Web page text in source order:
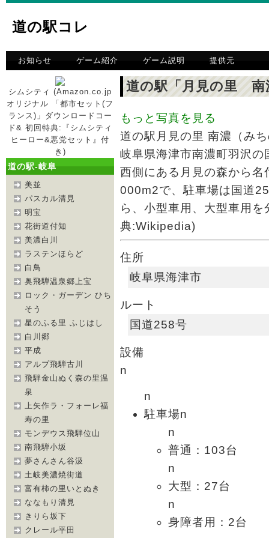
道の駅コレ
お知らせ ゲーム紹介 ゲーム説明 提供元
シムシティ (Amazon.co.jp
オリジナル 「都市セット(フ
ランス)」ダウンロードコー
ド& 初回特典:『シムシティ
ヒーロー&悪党セット』付
き)
道の駅-岐阜
美並
パスカル清見
明宝
花街道付知
美濃白川
ラステンほらど
白鳥
奥飛騨温泉郷上宝
ロック・ガーデン ひち
そう
星のふる里 ふじはし
白川郷
平成
アルプ飛騨古川
飛騨金山ぬく森の里温
泉
上矢作ラ・フォーレ福
寿の里
モンデウス飛騨位山
南飛騨小坂
夢さんさん谷汲
土岐美濃焼街道
富有柿の里いとぬき
ななもり清見
きりら坂下
クレール平田
道の駅「月見の里 南
もっと写真を見る
道の駅月見の里 南濃（み
岐阜県海津市南濃町羽沢
西側にある月見の森から
000m2で、駐車場は国道
ら、小型車用、大型車用
典:Wikipedia)
住所
岐阜県海津市
ルート
国道258号
設備
n
n
駐車場n
n
普通：103台
n
大型：27台
n
身障者用：2台